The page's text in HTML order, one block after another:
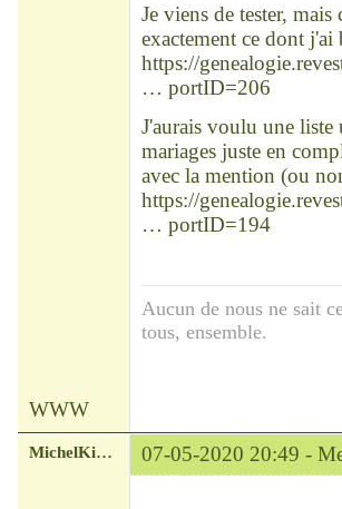
Je viens de tester, mais
exactement ce dont j'ai
https://
… portID=206
J'aurais voulu une liste
mariages juste en
avec la mention (ou
https://
… portID=194
Aucun de nous ne sait
tous, ensemble.
WWW
MichelKirsch 07-05-2020 20:49 -